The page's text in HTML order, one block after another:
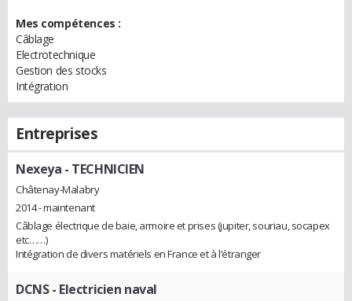
Mes compétences :
Câblage
Electrotechnique
Gestion des stocks
Intégration
Entreprises
Nexeya - TECHNICIEN
Châtenay-Malabry
2014 - maintenant
Câblage électrique de baie, armoire et prises (jupiter, souriau, socapex
etc……)
Intégration de divers matériels en France et à l’étranger
DCNS- Electricien naval